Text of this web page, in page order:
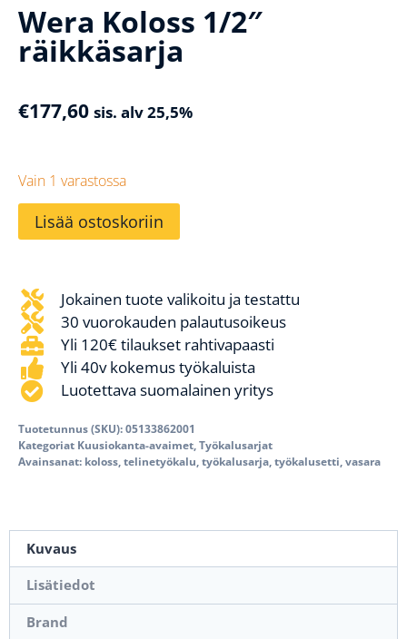
Wera Koloss 1/2″
räikkäsarja
€177,60 sis. alv 25,5%
Vain 1 varastossa
Lisää ostoskoriin
Jokainen tuote valikoitu ja testattu
30 vuorokauden palautusoikeus
Yli 120€ tilaukset rahtivapaasti
Yli 40v kokemus työkaluista
Luotettava suomalainen yritys
Tuotetunnus (SKU):05133862001
Kategoriat Kuusiokanta-avaimet Työkalusarjat
Avainsanat: koloss telinetyökalu työkalusarja työkalusetti vasara
Kuvaus
Lisätiedot
Brand